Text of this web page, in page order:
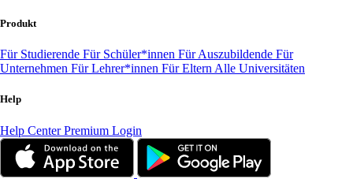
Produkt
Für Studierende Für Schüler*innen Für Auszubildende Für
Unternehmen Für Lehrer*innen Für Eltern Alle Universitäten
Help
Help CenterPremium Login